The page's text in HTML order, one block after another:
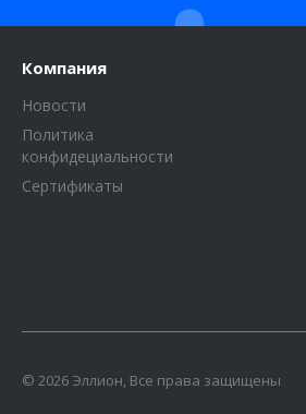
Компания
Новости
Политика
конфидециальности
Сертификаты
© 2026 Эллион, Все права защищены